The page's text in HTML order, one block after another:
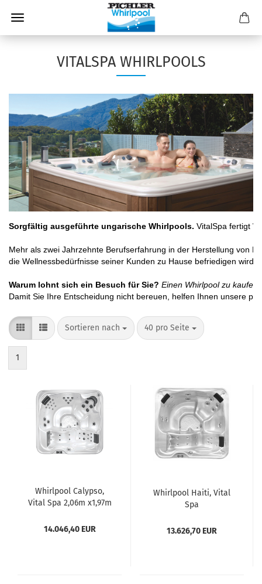
VITALSPA WHIRLPOOLS
Sorgfältig ausgeführte ungarische Whirlpools. VitalSpa fertigt
Mehr als zwei Jahrzehnte Berufserfahrung in der Herstellung von
Warum lohnt sich ein Besuch für Sie? Einen Whirlpool zu
Damit Sie Ihre Entscheidung nicht bereuen, helfen Ihnen unsere
Sortieren nach 40 pro Seite
1
Whirlpool Calypso,
Vital Spa 2,06m x1,97m
14.046,40 EUR
Whirlpool Haiti, Vital
Spa
13.626,70 EUR